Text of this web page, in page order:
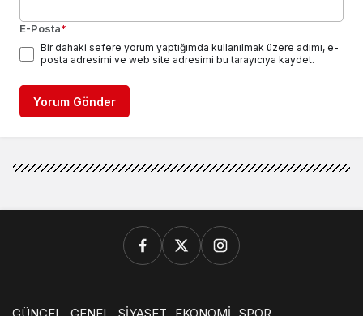
E-Posta*
Bir dahaki sefere yorum yaptığımda kullanılmak üzere adımı, e-
posta adresimi ve web site adresimi bu tarayıcıya kaydet.
Yorum Gönder